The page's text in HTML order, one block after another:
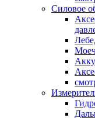
Силовое